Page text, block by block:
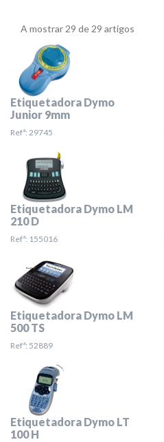
A mostrar 29 de 29 artigos
Etiquetadora Dymo
Junior 9mm
Refª: 29745
Etiquetadora Dymo LM
210 D
Refª: 155016
Etiquetadora Dymo LM
500 TS
Refª: 52889
Etiquetadora Dymo LT
100 H